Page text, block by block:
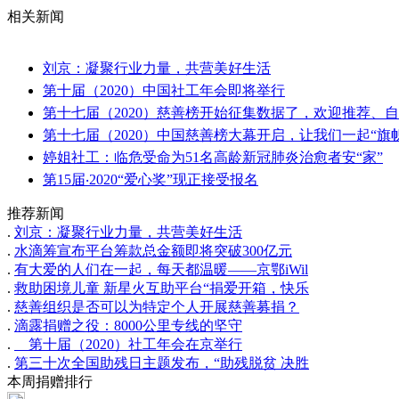
相关新闻
刘京：凝聚行业力量，共营美好生活
第十届（2020）中国社工年会即将举行
第十七届（2020）慈善榜开始征集数据了，欢迎推荐、自
第十七届（2020）中国慈善榜大幕开启，让我们一起“旗
婷姐社工：临危受命为51名高龄新冠肺炎治愈者安“家”
第15届‧2020“爱心奖”现正接受报名
推荐新闻
. 刘京：凝聚行业力量，共营美好生活
. 水滴筹宣布平台筹款总金额即将突破300亿元
. 有大爱的人们在一起，每天都温暖——京鄂iWil
. 救助困境儿童 新星火互助平台“捐爱开箱，快乐
. 慈善组织是否可以为特定个人开展慈善募捐？
. 滴露捐赠之役：8000公里专线的坚守
.
第十届（2020）社工年会在京举行
. 第三十次全国助残日主题发布，“助残脱贫 决胜
本周捐赠排行